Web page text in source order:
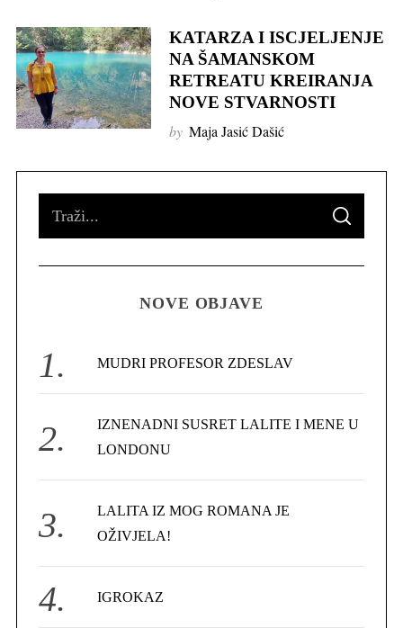
KATARZA I ISCJELJENJE
NA ŠAMANSKOM
RETREATU KREIRANJA
NOVE STVARNOSTI
by Maja Jasić Dašić
o
S
A
C
NOVE OBJAVE
MUDRI PROFESOR ZDESLAV
IZNENADNI SUSRET LALITE I MENE U
LONDONU
LALITA IZ MOG ROMANA JE
OŽIVJELA!
IGROKAZ